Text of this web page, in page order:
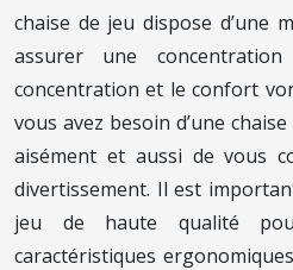
chaise de jeu dispose d’une
assurer une
concentration et le confort
vous avez besoin d’une
aisément et aussi de vous
divertissement. Il est
jeu de haute qualité
caractéristiques